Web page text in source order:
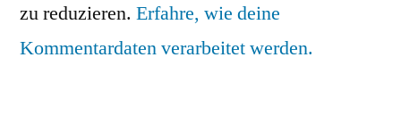
zu reduzieren. Erfahre, wie deine
Kommentardaten verarbeitet werden.